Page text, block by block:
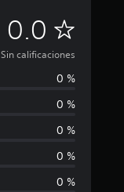
0.0 S
i
n
c
a
Sin calificaciones
0 %
0 %
0 %
0 %
0 %